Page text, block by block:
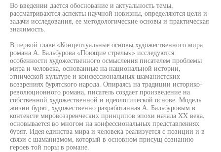
Во введении дается обоснование и актуальность темы,
рассматриваются аспекты научной новизны, определяются цели и
задачи исследования, ее методологические основы и практическая
значимость.
В первой главе «Концептуальные основы художественного мира
романа А. Бальбурова «Поющие стрелы»» исследуются
особенности художественного осмысления писателем проблемы
мира и человека, основанные на национальной истории,
этнической культуре и конфессиональных шаманистских
воззрениях бурятского народа. Опираясь на традиции историко-
революционного романа, писатель создает произведение на
собственной художественной и идеологической основе. Модель
жизни бурят, художественно разработанная А. Бальбуровым в
контексте мировоззренческих принципов эпохи начала XX века,
основывается во многом на конфессиональных представлениях
бурят. Идея единства мира и человека реализуется с позиции и в
связи с шаманизмом, который в основном присущ сознанию
героев той поры в романе.